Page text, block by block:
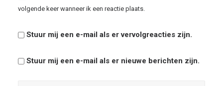
volgende keer wanneer ik een reactie plaats.
Stuur mij een e-mail als er vervolgreacties zijn.
Stuur mij een e-mail als er nieuwe berichten zijn.